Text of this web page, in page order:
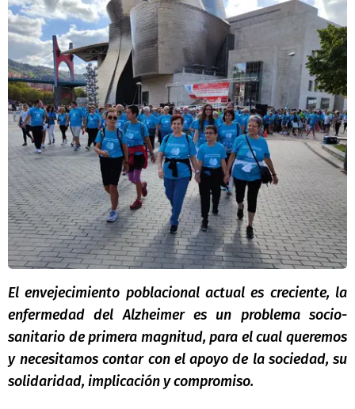
El envejecimiento poblacional actual es creciente, la
enfermedad del Alzheimer es un problema socio-
sanitario de primera magnitud, para el cual queremos
y necesitamos contar con el apoyo de la sociedad, su
solidaridad, implicación y compromiso.